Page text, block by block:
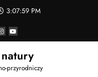
3:08:00 PM
przyrodniczy